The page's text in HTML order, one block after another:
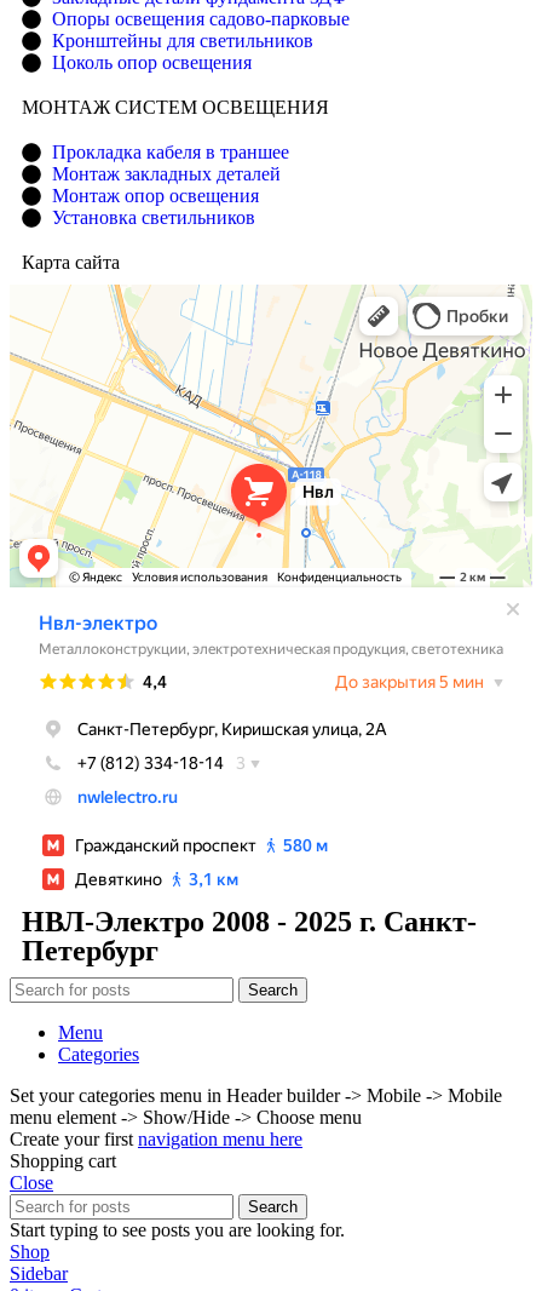
Опоры освещения садово-парковые
Кронштейны для светильников
Цоколь опор освещения
МОНТАЖ СИСТЕМ ОСВЕЩЕНИЯ
Прокладка кабеля в траншее
Монтаж закладных деталей
Монтаж опор освещения
Установка светильников
Карта сайта
НВЛ-Электро 2008 - 2025 г. Санкт-
Петербург
Search
Menu
Categories
Set your categories menu in Header builder -> Mobile -> Mobile
menu element -> Show/Hide -> Choose menu
Create your first navigation menu here
Shopping cart
Close
Search
Start typing to see posts you are looking for.
Shop
Sidebar